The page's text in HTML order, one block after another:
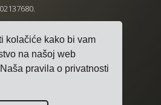
kolačiće kako bi vam
na našoj web
pravila o privatnosti
Pravila privatnosti